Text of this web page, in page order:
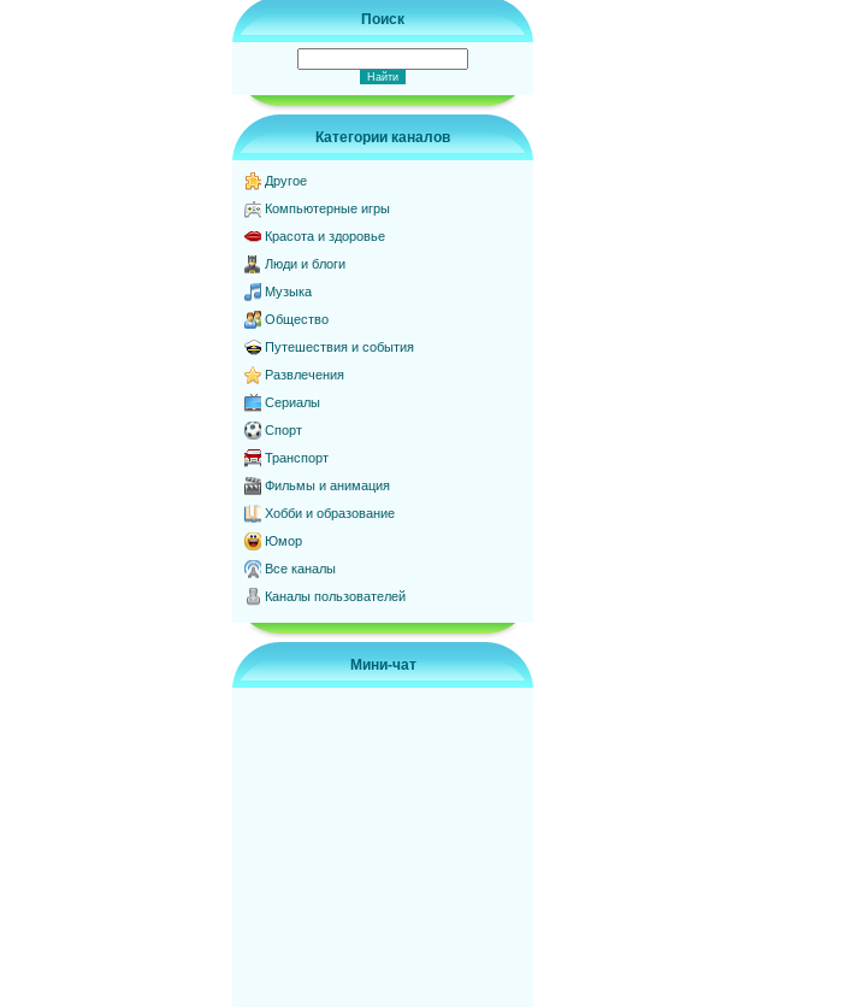
Поиск
Категории каналов
Другое
Компьютерные игры
Красота и здоровье
Люди и блоги
Музыка
Общество
Путешествия и события
Развлечения
Сериалы
Спорт
Транспорт
Фильмы и анимация
Хобби и образование
Юмор
Все каналы
Каналы пользователей
Мини-чат